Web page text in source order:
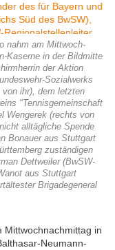
nahm am Mittwoch-
Kaserne in der Bildmitte
der Aktion
Sozialwerks
ihr), dem letzten
"Tennisgemeinschaft
Wengerek (rechts von
alltägliche Spende
Bonauer aus Stuttgart
zuständigen
Dettweiler (BwSW-
aus Stuttgart
Brigadegeneral
Mittwochnachmittag in
Neumann-